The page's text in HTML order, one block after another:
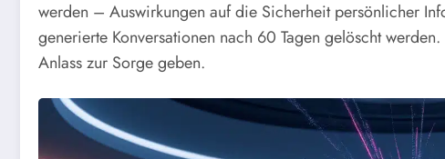
werden – Auswirkungen auf die Sicherheit persönlicher
generierte Konversationen nach 60 Tagen gelöscht
Anlass zur Sorge geben.